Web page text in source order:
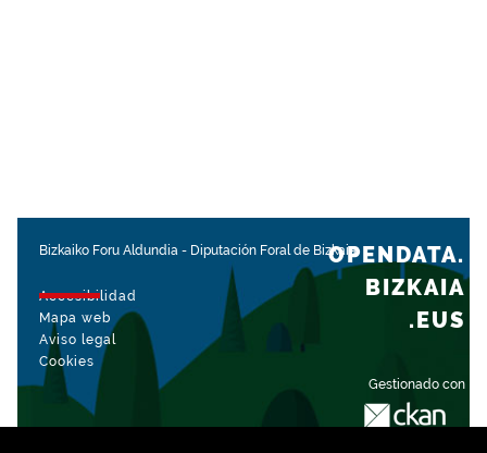
Bizkaiko Foru Aldundia - Diputación Foral de Bizkaia
Accesibilidad
Mapa web
Aviso legal
Cookies
Gestionado con
OPENDATA.
BIZKAIA
.EUS